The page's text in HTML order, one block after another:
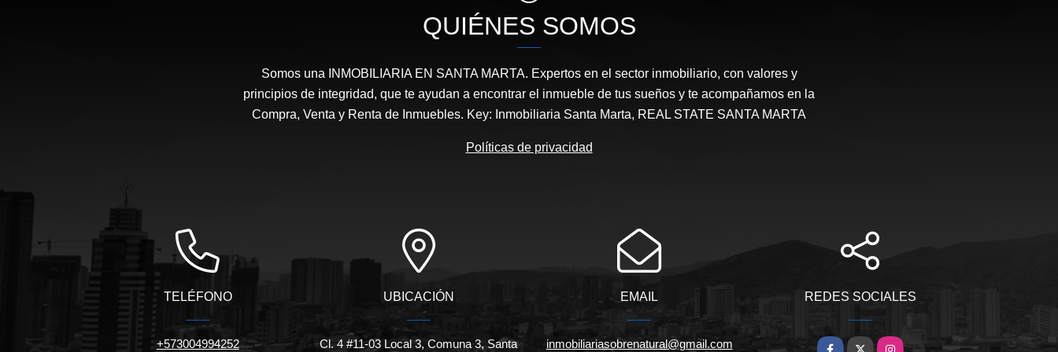
QUIÉNES SOMOS
Somos una INMOBILIARIA EN SANTA MARTA. Expertos en el sector inmobiliario, con valores y
principios de integridad, que te ayudan a encontrar el inmueble de tus sueños y te acompañamos en la
Compra, Venta y Renta de Inmuebles. Key: Inmobiliaria Santa Marta, REAL STATE SANTA MARTA
Políticas de privacidad
TELÉFONO
+573004994252
UBICACIÓN
Cl. 4 #11-03 Local 3, Comuna 3, Santa
EMAIL
inmobiliariasobrenatural@gmail.com
REDES SOCIALES
Facebook
X Instagram